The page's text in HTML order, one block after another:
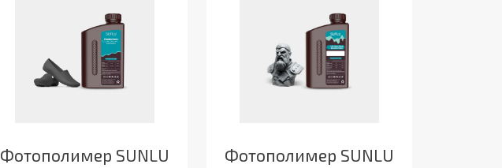
Фотополимер SUNLU
Фотополимер SUNLU